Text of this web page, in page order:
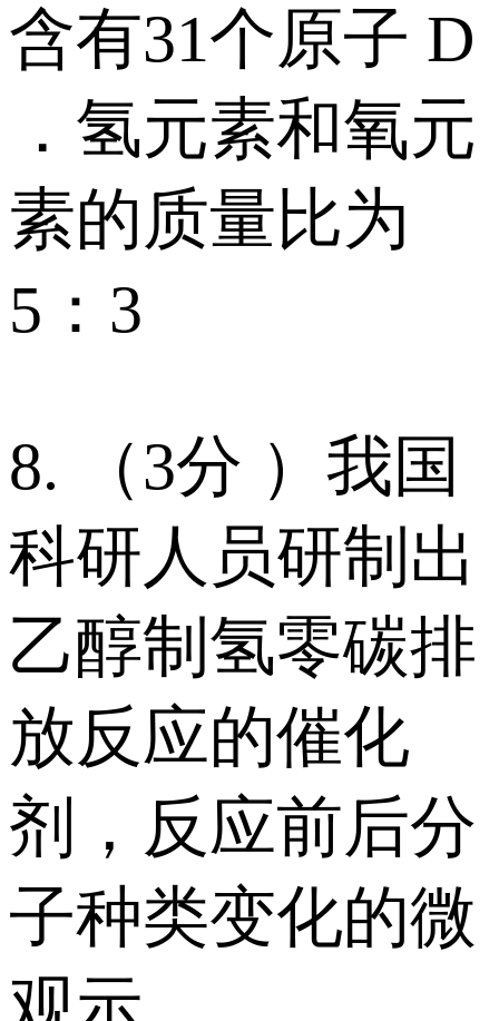
含有31个原子 D
．氢元素和氧元
素的质量比为
5：3
8. （3分 ）我国
科研人员研制出
乙醇制氢零碳排
放反应的催化
剂，反应前后分
子种类变化的微